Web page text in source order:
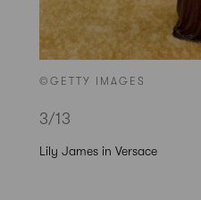
©GETTY IMAGES
3/13
Lily James in Versace